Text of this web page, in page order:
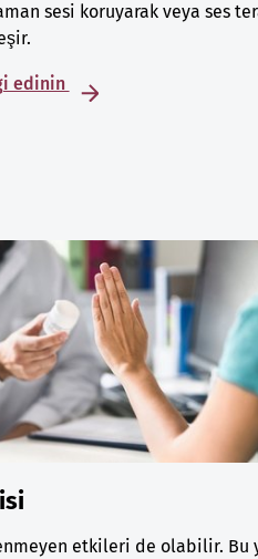
sesi koruyarak veya ses
edinin
etkileri de olabilir. Bu